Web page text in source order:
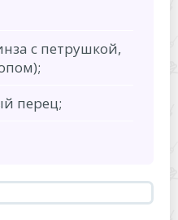
с петрушкой,
перец;